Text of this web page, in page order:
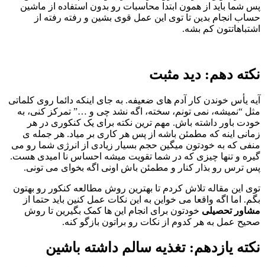
پس شما باید از همون ابتدا محاسبات رو بدون استفاده از ماشین
حساب انجام بدین تا توی این عمل قوی بشین و رفته رفته از
اشتباهاتتون کم بشه.
نکته دهم: دید مثبت
آیه یأس خوندن کار آدم های ضعیفه. به جای اینکه دائما روی کلماتی
مثل “نمیشه، نمی تونم، سخته، اگه نشد چی و …” تمرکز کنی، به
خودت باور داشته باش. مهم ترین نکته برای یک کنکوری در هر
زمانی اینه که مطمئن باشه از پس هر کاری بر میاد. هر جمله ی
منفی که به خودتون میگین حجم بسیار زیادی از انرژی شما رو می
گیره و تنها چیزی که در شما تقویت میشه احساس نا امیدی هست.
پس ترس رو بذار کنار و مطمئن باش اونی اگه بخوای می تونی.
توی این مقاله تلاش کردم تا بهترین روش مطالعه کنکور رو بهتون
بگم. اما اگه واقعا می خواین به این نکات عمل کنین باید حتما از
مشاور تحصیلی خودتون برای انجام این ها کمک بگیرین تا روش
صحیح عمل به هر کدوم از نکات رو براتون بازگو کنه.
نکته یازدهم: تغذیه سالم داشته باشین